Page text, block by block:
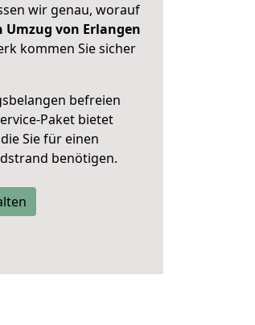
wir genau, worauf
von Erlangen
kommen Sie sicher
befreien
Paket bietet
Sie für einen
benötigen.